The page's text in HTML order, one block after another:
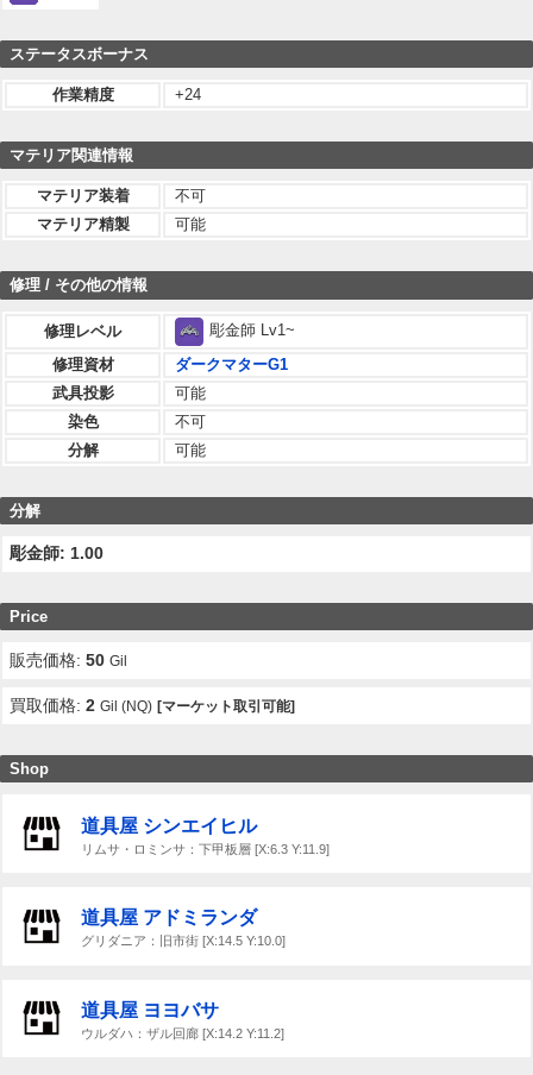
ステータスボーナス
作業精度 +24
マテリア関連情報
マテリア装着
不可
マテリア精製
可能
修理 / その他の情報
修理レベル
彫金師 Lv1~
修理資材
ダークマターG1
武具投影
可能
染色
不可
分解
可能
分解
彫金師: 1.00
Price
販売価格:50 Gil
買取価格:2 Gil (NQ) [マーケット取引可能]
Shop
道具屋 シンエイヒル
リムサ・ロミンサ：下甲板層 [X:6.3 Y:11.9]
道具屋 アドミランダ
グリダニア：旧市街 [X:14.5 Y:10.0]
道具屋 ヨヨバサ
ウルダハ：ザル回廊 [X:14.2 Y:11.2]